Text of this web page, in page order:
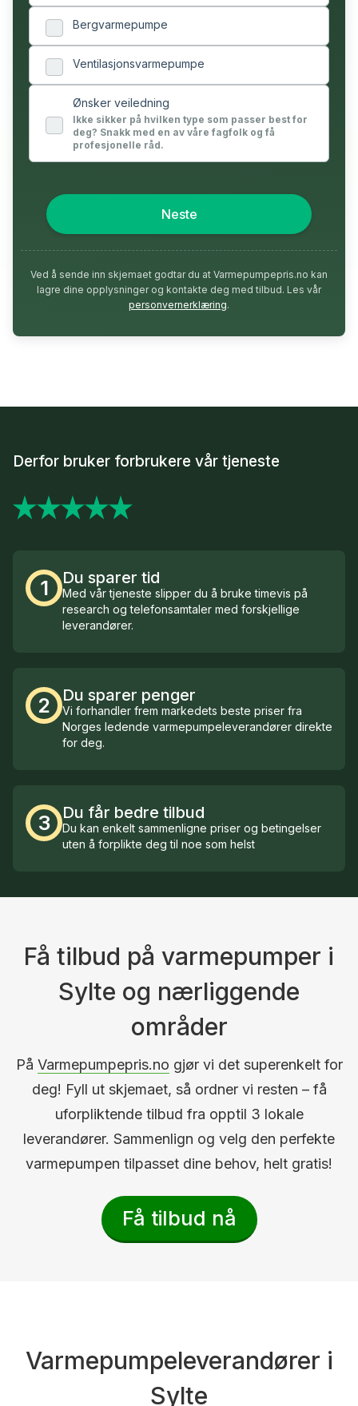
Bergvarmepumpe
Ventilasjonsvarmepumpe
Ønsker veiledning
Ikke sikker på hvilken type som passer best for
deg? Snakk med en av våre fagfolk og få
profesjonelle råd.
Neste
Ved å sende inn skjemaet godtar du at Varmepumpepris.no kan
lagre dine opplysninger og kontakte deg med tilbud. Les vår
personvernerklæring.
Derfor bruker forbrukere vår tjeneste
1 Du sparer tid
Med vår tjeneste slipper du å bruke timevis på
research og telefonsamtaler med forskjellige
leverandører.
2 Du sparer penger
Vi forhandler frem markedets beste priser fra
Norges ledende varmepumpeleverandører direkte
for deg.
3 Du får bedre tilbud
Du kan enkelt sammenligne priser og betingelser
uten å forplikte deg til noe som helst
Få tilbud på varmepumper i
Sylte og nærliggende
områder
På Varmepumpepris.no gjør vi det superenkelt for
deg! Fyll ut skjemaet, så ordner vi resten – få
uforpliktende tilbud fra opptil 3 lokale
leverandører. Sammenlign og velg den perfekte
varmepumpen tilpasset dine behov, helt gratis!
Få tilbud nå
Varmepumpeleverandører i
Sylte